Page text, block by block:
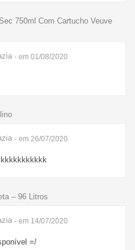
750ml Com Cartucho Veuve
- em 01/08/2020
- em 26/07/2020
kkkkkkkkkkk
– 96 Litros
- em 14/07/2020
=/